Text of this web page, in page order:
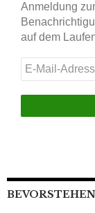
Anmeldung
auf dem
E-
Mail-
Adresse